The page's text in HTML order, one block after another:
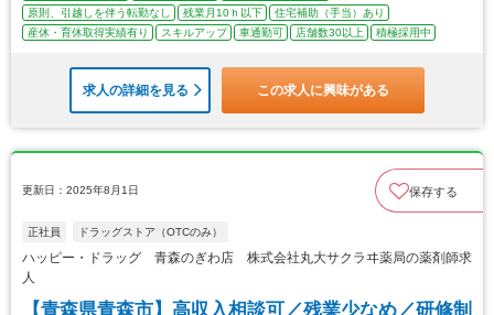
原則、引越しを伴う転勤なし
残業月10ｈ以下
住宅補助（手当）あり
産休・育休取得実績有り
スキルアップ 車通勤可 店舗数30以上 積極採用中
求人の詳細を見る この求人に興味がある
更新日：2025年8月1日 保存する
正社員 ドラッグストア（OTCのみ）
ハッピー・ドラッグ 青森のぎわ店 株式会社丸大サクラヰ薬局の薬剤師求
人
【青森県青森市】高収入相談可／残業少なめ／研修制